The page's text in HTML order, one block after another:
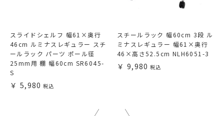
スライドシェルフ 幅61×奥行
46cm ルミナスレギュラー スチ
ールラック パーツ ポール径
25mm用 棚 幅60cm SR6045-
S
5,980
スチールラック 幅60cm 3段 ル
ミナスレギュラー 幅61×奥行
46×高さ52.5cm NLH6051-3
9,980